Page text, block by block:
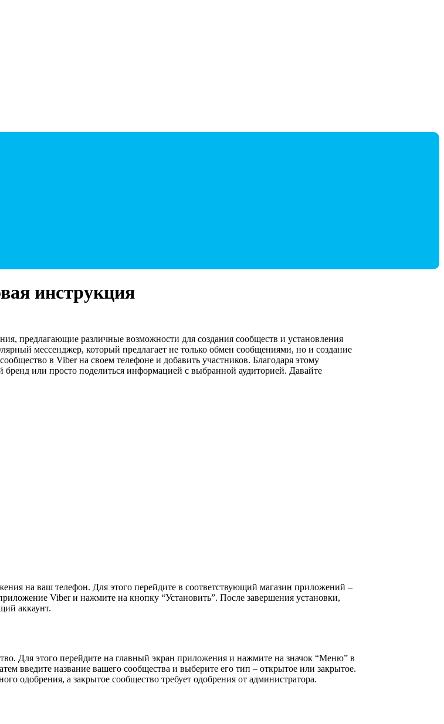
инструкция
предлагающие различные возможности для создания сообществ и установления
мессенджер, который предлагает не только обмен сообщениями, но и создание
в Viber на своем телефоне и добавить участников. Благодаря этому
или просто поделиться информацией с выбранной аудиторией. Давайте
на ваш телефон. Для этого перейдите в соответствующий магазин приложений –
Viber и нажмите на кнопку “Установить”. После завершения установки,
аккаунт.
Для этого перейдите на главный экран приложения и нажмите на значок “Меню” в
введите название вашего сообщества и выберите его тип – открытое или закрытое.
одобрения, а закрытое сообщество требует одобрения от администратора.